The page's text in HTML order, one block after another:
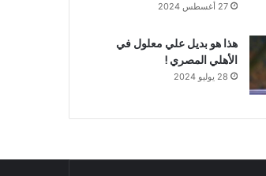
27 أغسطس 2024
هذا هو بديل علي معلول في
الأهلي المصري !
28 يوليو 2024